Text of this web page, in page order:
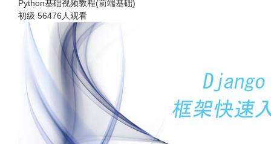
Python基础视频教程(前端基础)
初级 56476人观看